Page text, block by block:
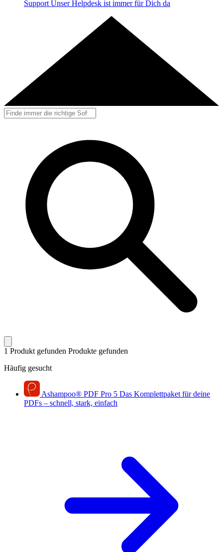
Support Unser Helpdesk ist immer für Dich da
1 Produkt gefunden Produkte gefunden
Häufig gesucht
Ashampoo® PDF Pro 5 Das Komplettpaket für deine
PDFs – schnell, stark, einfach